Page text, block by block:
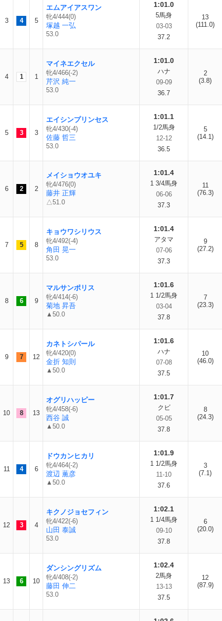
3 4 5
エムアイアスワン
牝4/444(0)
塚越 一弘
53.0
1:01.0
5馬身
03-03
37.2
13
(111.0)
4 1 1
マイネエクセル
牝4/466(-2)
芹沢 純一
53.0
1:01.0
ハナ
09-09
36.7
2
(3.8)
5 3 3
エイシンプリンセス
牝4/430(-4)
佐藤 哲三
53.0
1:01.1
1/2馬身
12-12
36.5
5
(14.1)
6 2 2
メイショウオユキ
牝4/476(0)
藤井 正輝
△51.0
1:01.4
1 3/4馬身
06-06
37.3
11
(76.3)
7 5 8
キョウワシリウス
牝4/492(-4)
角田 晃一
53.0
1:01.4
アタマ
07-06
37.3
9
(27.2)
8 6 9
マルサンポリス
牝4/414(-6)
菊地 昇吾
▲50.0
1:01.6
1 1/2馬身
03-04
37.8
7
(23.3)
9 7 12
カネトシパール
牝4/420(0)
金折 知則
▲50.0
1:01.6
ハナ
07-08
37.5
10
(46.0)
10 8 13
オグリハッピー
牝4/458(-6)
西谷 誠
▲50.0
1:01.7
クビ
05-05
37.8
8
(24.3)
11 4 6
ドウカンヒカリ
牝4/464(-2)
渡辺 薫彦
▲50.0
1:01.9
1 1/2馬身
11-10
37.6
3
(7.1)
12 3 4
キクノジョセフィン
牝4/422(-6)
山田 泰誠
53.0
1:02.1
1 1/4馬身
09-10
37.8
6
(20.0)
13 6 10
ダンシングリズム
牝4/408(-2)
藤田 伸二
53.0
1:02.4
2馬身
13-13
37.5
12
(87.9)